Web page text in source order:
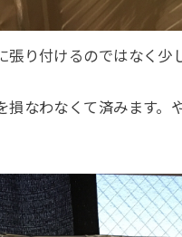
り付けるのではなく少
損なわなくて済みます。